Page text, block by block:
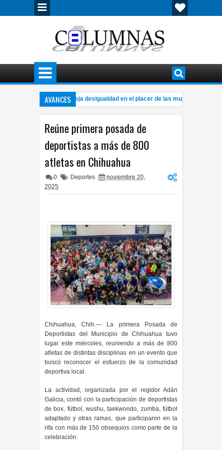
AVANCES
del orgasmo refleja desigualdad en el placer de las mujeres
Reúne primera posada de
deportistas a más de 800
atletas en Chihuahua
0 Deportes
noviembre 20,
2025
Chihuahua, Chih.— La primera Posada de
Deportistas del Municipio de Chihuahua tuvo
lugar este miércoles, reuniendo a más de 800
atletas de distintas disciplinas en un evento que
buscó reconocer el esfuerzo de la comunidad
deportiva local.
La actividad, organizada por el regidor Adán
Galicia, contó con la participación de deportistas
de box, fútbol, wushu, taekwondo, zumba, fútbol
adaptado y otras ramas, que participaron en la
rifa con más de 150 obsequios como parte de la
celebración.